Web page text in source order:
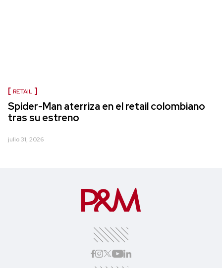
RETAIL
Spider-Man aterriza en el retail colombiano
tras su estreno
julio 31, 2026